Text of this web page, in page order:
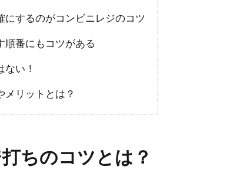
するのがコンビニレジのコツ
順番にもコツがある
い！
メリットとは？
ちのコツとは？